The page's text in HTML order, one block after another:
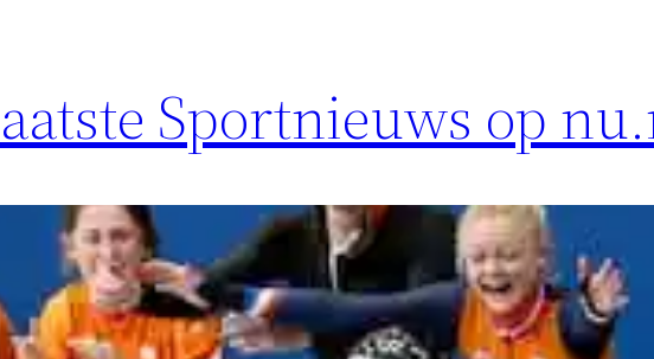
Sportnieuws op